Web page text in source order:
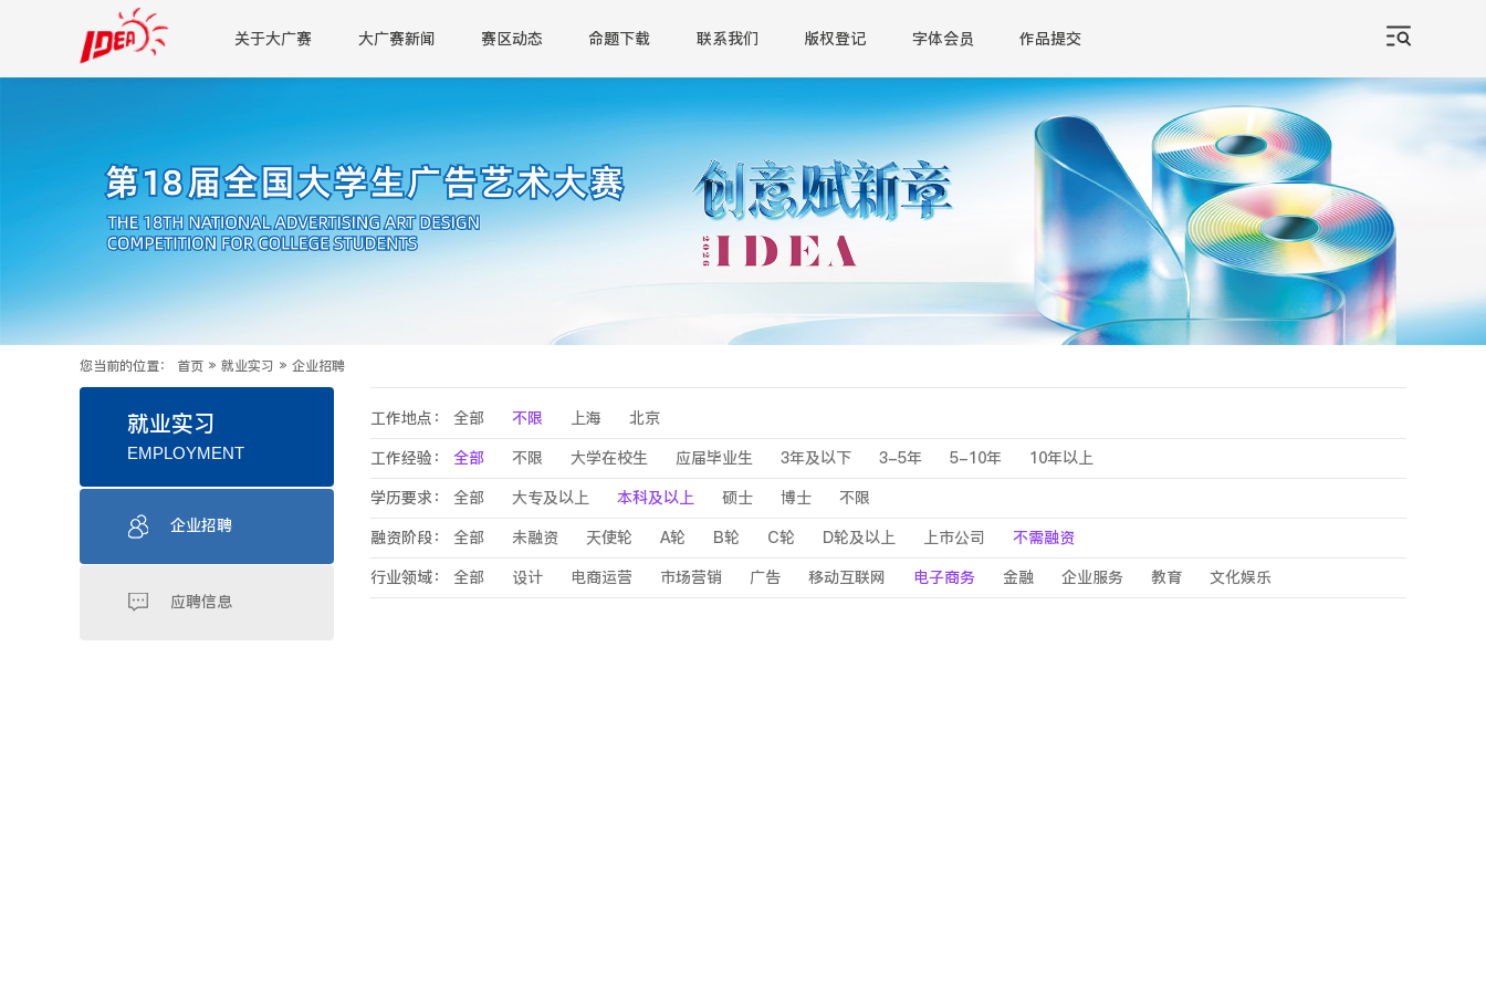
关于大广赛 大广赛新闻 赛区动态 命题下载 联系我们 版权登记 字体会员 作品提交
您当前的位置： 首页 » 就业实习 » 企业招聘
就业实习
EMPLOYMENT
企业招聘
应聘信息
工作地点： 全部 不限 上海 北京
工作经验： 全部 不限 大学在校生 应届毕业生 3年及以下 3-5年 5-10年 10年以上
学历要求： 全部 大专及以上 本科及以上 硕士 博士 不限
融资阶段： 全部 未融资 天使轮 A轮 B轮 C轮 D轮及以上 上市公司 不需融资
行业领域： 全部 设计 电商运营 市场营销 广告 移动互联网 电子商务 金融 企业服务 教育 文化娱乐